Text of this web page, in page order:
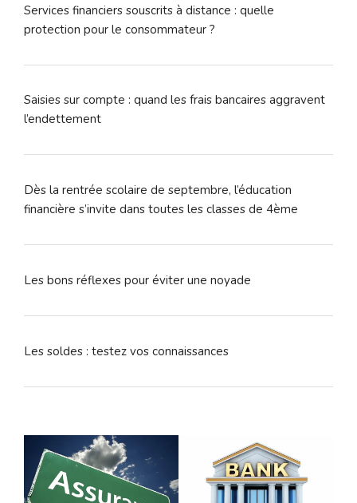
Services financiers souscrits à distance : quelle
protection pour le consommateur ?
Saisies sur compte : quand les frais bancaires aggravent
l’endettement
Dès la rentrée scolaire de septembre, l’éducation
financière s’invite dans toutes les classes de 4ème
Les bons réflexes pour éviter une noyade
Les soldes : testez vos connaissances